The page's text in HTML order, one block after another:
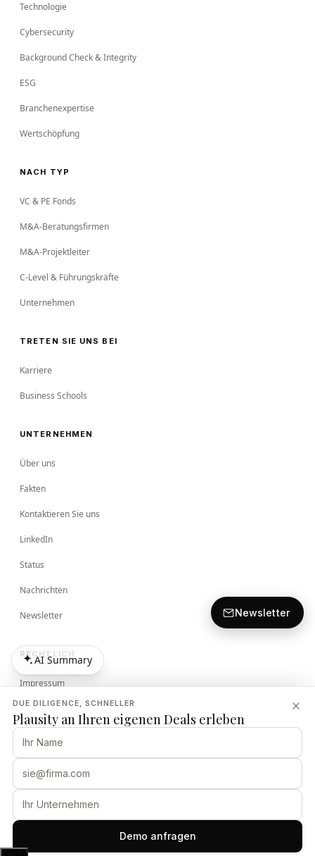
DUE DILIGENCE, SCHNELLER
Plausity an Ihren eigenen Deals erleben
Demo anfragen
Technologie
Cybersecurity
Background Check & Integrity
ESG
Branchenexpertise
Wertschöpfung
NACH TYP
VC & PE Fonds
M&A-Beratungsfirmen
M&A-Projektleiter
C-Level & Führungskräfte
Unternehmen
TRETEN SIE UNS BEI
Karriere
Business Schools
UNTERNEHMEN
Über uns
Fakten
Kontaktieren Sie uns
LinkedIn
Status
Nachrichten
Newsletter
RECHTLICH
Impressum
Bedingungen
Sicherheitsrichtlinie
PLAUSITY
AI Summary
AI Summary
Newsletter